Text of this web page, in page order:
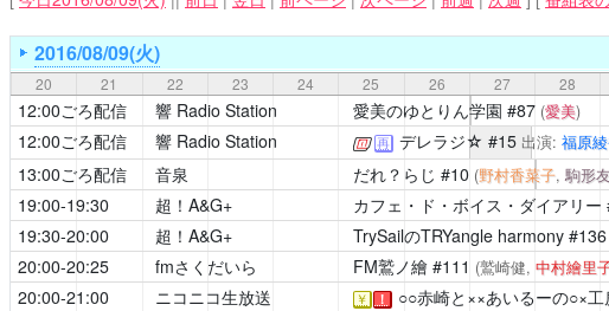
2016/08/09(火)
20 21 22 23 24 25 26 27 28
12:00ごろ配信 響 Radio Station 愛美のゆとりん学園 #87 (愛美)
12:00ごろ配信 響 Radio Station
[公式] 再 デレラジ☆ #15 出演: 福原
13:00ごろ配信 音泉 だれ？らじ #10 (野村香菜子, 駒形
19:00-19:30 超！A&G+ カフェ・ド・ボイス・ダイアリー
19:30-20:00 超！A&G+ TrySailのTRYangle harmony#136
20:00-20:25 fmさくだいら FM鷲ノ繪#111 (鷲崎健, 中村繪里
20:00-21:00 ニコニコ生放送 ￥ ！ ○○赤崎と××あいるーの○×工